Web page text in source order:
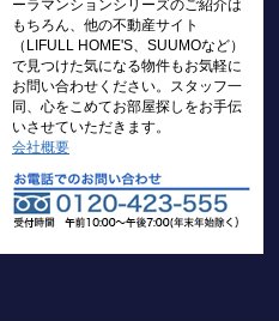
ーラマンションシリーズのご紹介は
もちろん、他の不動産サイト
（LIFULL HOME'S、SUUMOなど）
で見つけた気になる物件もお気軽に
お問い合わせください。スタッフ一
同、心をこめてお部屋探しをお手伝
いさせていただきます。
会社概要